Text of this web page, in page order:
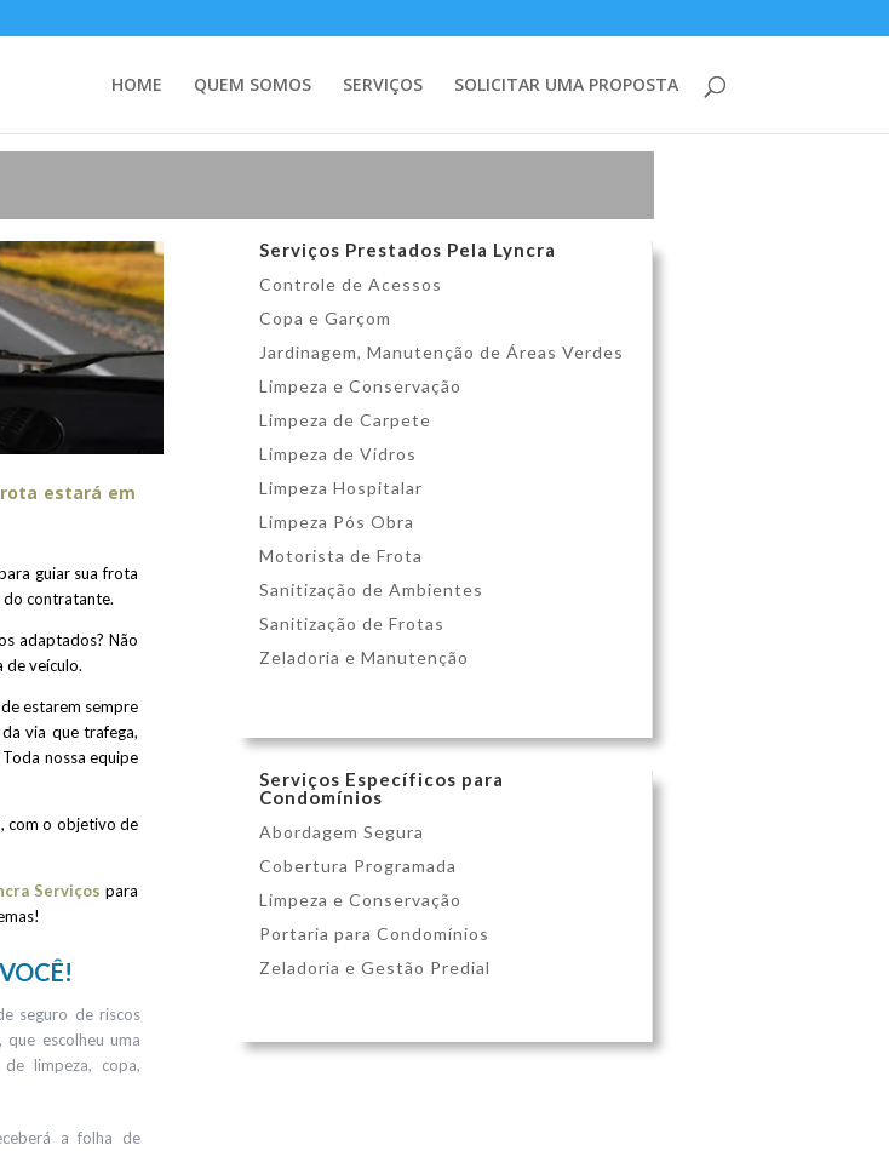
HOME QUEM SOMOS SERVIÇOS SOLICITAR UMA PROPOSTA
estará em
guiar sua frota
do contratante.
adaptados? Não
de veículo.
estarem sempre
via que trafega,
Toda nossa equipe
com o objetivo de
Serviços para
seguro de riscos
escolheu uma
limpeza, copa,
a folha de
Serviços Prestados Pela Lyncra
Controle de Acessos
Copa e Garçom
Jardinagem, Manutenção de Áreas Verdes
Limpeza e Conservação
Limpeza de Carpete
Limpeza de Vidros
Limpeza Hospitalar
Limpeza Pós Obra
Motorista de Frota
Sanitização de Ambientes
Sanitização de Frotas
Zeladoria e Manutenção
Serviços Específicos para
Condomínios
Abordagem Segura
Cobertura Programada
Limpeza e Conservação
Portaria para Condomínios
Zeladoria e Gestão Predial